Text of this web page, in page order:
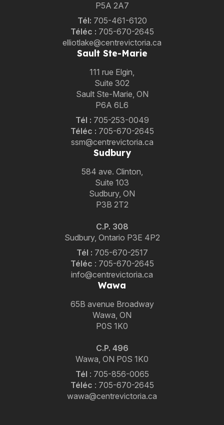
P5A 2A7
Tél: 705-461-6120
Téléc : 705-670-2645
elliotlake@centrevictoria.ca
Sault Ste-Marie
111 rue Elgin,
Suite 302
Sault Ste-Marie, ON
P6A 6L6
Tél : 705-253-0049
Téléc : 705-670-2645
ssm@centrevictoria.ca
Sudbury
584 ave. Clinton,
Suite 103
Sudbury, ON
P3B 2T2
C.P. 308
Sudbury, Ontario P3E 4P2
Tél : 705-670-2517
Téléc : 705-670-2645
info@centrevictoria.ca
Wawa
65B avenue Broadway
Wawa, ON
P0S 1K0
C.P. 496
Wawa, ON P0S 1K0
Tél : 705-856-0065
Téléc : 705-670-2645
wawa@centrevictoria.ca